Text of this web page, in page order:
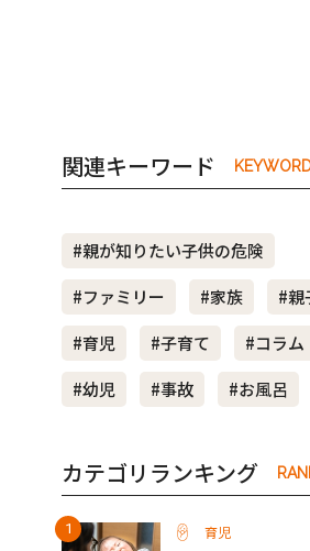
関連キーワード
#親が知りたい子供の危険
#ファミリー
#家族
#親
#育児
#子育て
#コラム
#幼児
#事故 #お風呂
カテゴリランキング
育児